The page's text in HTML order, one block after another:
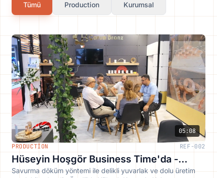
Tümü Production Kurumsal
play_arrow
05:08
PRODUCTION
REF-002
Hüseyin Hoşgör Business Time'da -
Çorum Bronz Makina San. Tic. Ltd. Şti.
Savurma döküm yöntemi ile delikli yuvarlak ve dolu üretim